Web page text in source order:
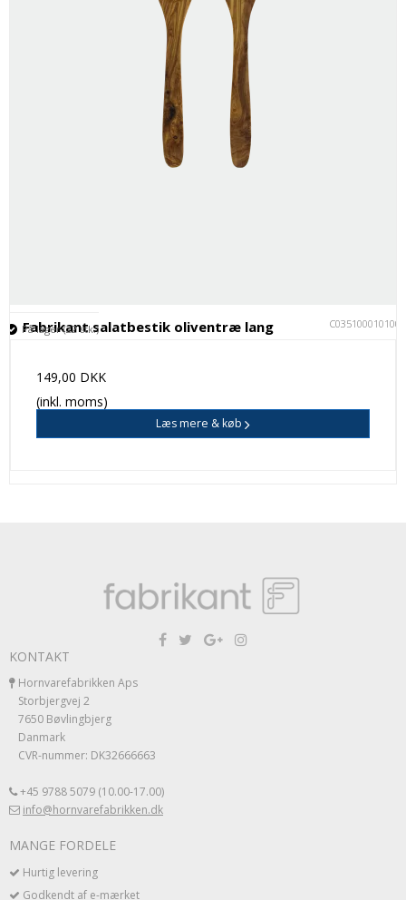
Fabrikant salatbestik oliventræ lang C035100010100
På lager (22 stk.)
149,00 DKK
(inkl. moms)
Læs mere & køb
KONTAKT
Hornvarefabrikken Aps
Storbjergvej 2
7650 Bøvlingbjerg
Danmark
CVR-nummer: DK32666663
+45 9788 5079 (10.00-17.00)
info@hornvarefabrikken.dk
MANGE FORDELE
Hurtig levering
Godkendt af e-mærket